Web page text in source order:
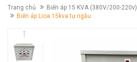
Trang chủ
Biến áp 15 KVA (380V/200-220v)
Biến áp Lioa 15kva tự ngẫu